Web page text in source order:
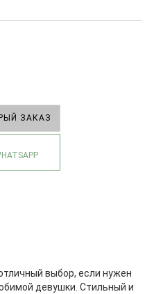
ЗАКАЗ
выбор, если нужен
девушки. Стильный и